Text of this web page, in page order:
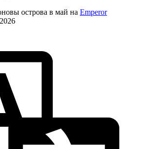
острова в май на Emperor